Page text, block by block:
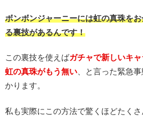
ボンボンジャーニーには虹の真珠を
る裏技があるんです！
この裏技を使えばガチャで新しいキ
虹の真珠がもう無い 、と言った緊急
かります。
私も実際にこの方法で驚くほどたく